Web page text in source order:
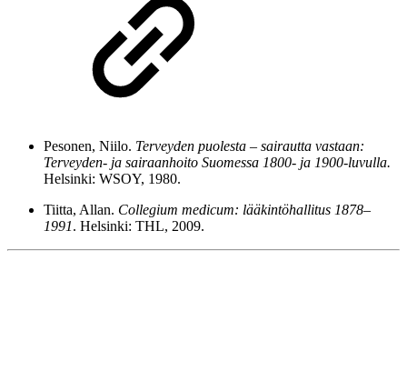
Pesonen, Niilo. Terveyden puolesta – sairautta vastaan:
Terveyden- ja sairaanhoito Suomessa 1800- ja 1900-luvulla.
Helsinki: WSOY, 1980.
Tiitta, Allan. Collegium medicum: lääkintöhallitus 1878–
1991. Helsinki: THL, 2009.